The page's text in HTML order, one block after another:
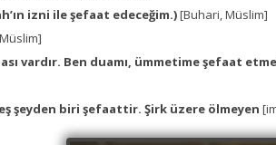
izni ile şefaat edeceğim.)[Buhari, Müslim]
vardır. Ben duamı, ümmetime şefaat
şeyden biri şefaattir. Şirk üzere ölmeyen